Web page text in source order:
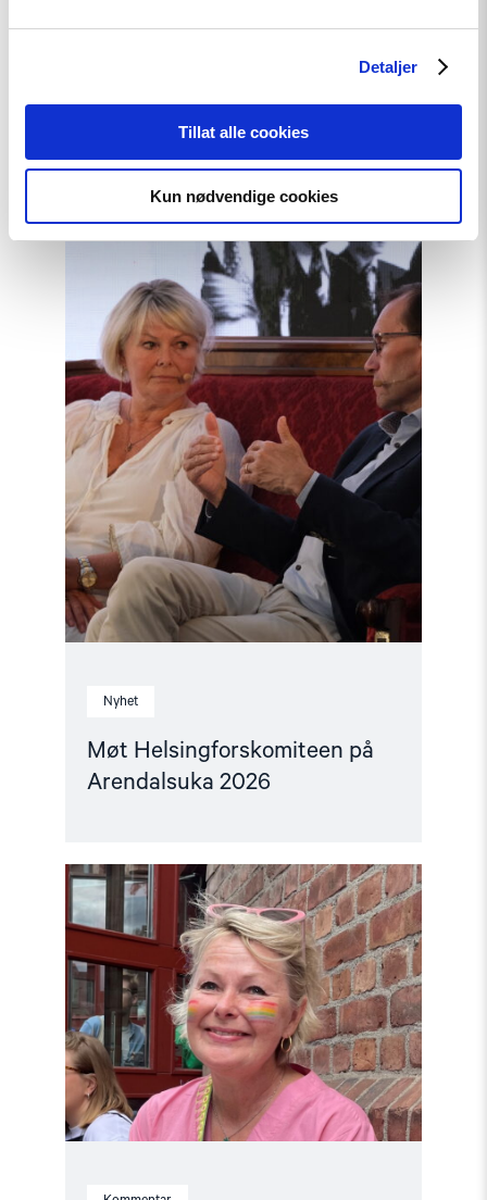
Detaljer
Tillat alle cookies
Kun nødvendige cookies
Nyhet
Møt Helsingforskomiteen på
Arendalsuka 2026
Read
article
"Møt
Helsingforskomiteen
på
Arendalsuka
2026"
Read
article
"Fortsatt
er
ingen
fri
før
alle
er
fri"